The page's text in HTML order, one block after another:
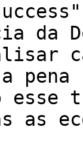
da
esse
as